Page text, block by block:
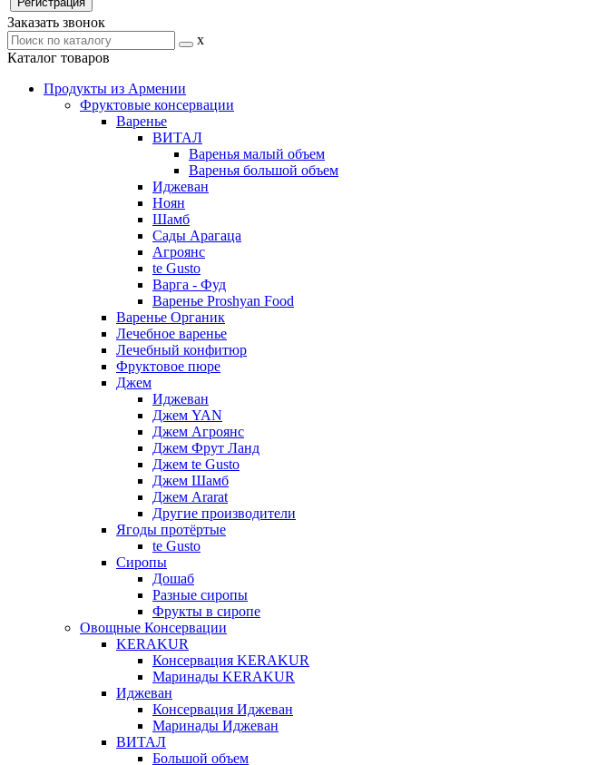
Заказать звонок
x
Каталог товаров
Продукты из Армении
Фруктовые консервации
Варенье
ВИТАЛ
Варенья малый объем
Варенья большой объем
Иджеван
Ноян
Шамб
Сады Арагаца
Агроянс
te Gusto
Варга - Фуд
Варенье Proshyan Food
Варенье Органик
Лечебное варенье
Лечебный конфитюр
Фруктовое пюре
Джем
Иджеван
Джем YAN
Джем Агроянс
Джем Фрут Ланд
Джем te Gusto
Джем Шамб
Джем Ararat
Другие производители
Ягоды протёртые
te Gusto
Сиропы
Дошаб
Разные сиропы
Фрукты в сиропе
Овощные Консервации
KERAKUR
Консервация KERAKUR
Маринады KERAKUR
Иджеван
Консервация Иджеван
Маринады Иджеван
ВИТАЛ
Большой объем